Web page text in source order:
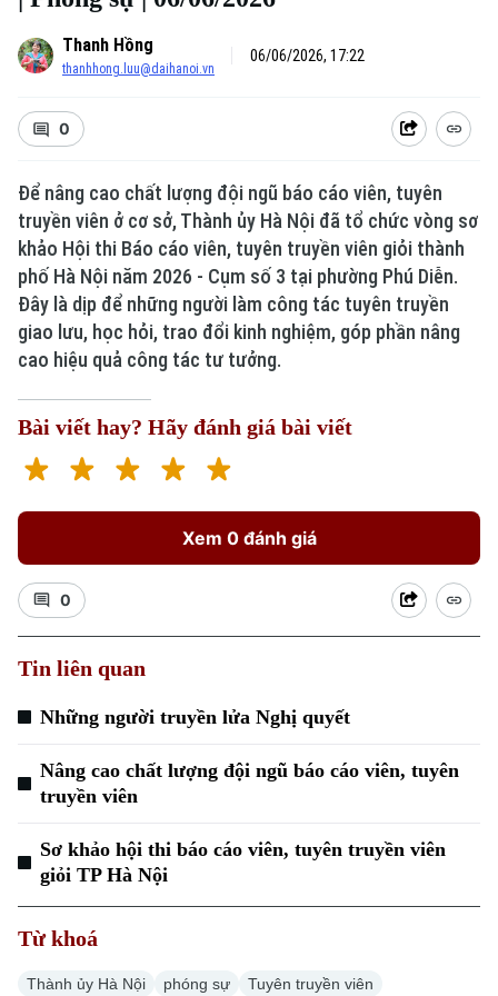
Xu hướng
Chuyên mục
Thời sự
Thanh Hồng
thanhhong.luu@daihanoi.vn
06/06/2026, 17:22
0
Để nâng cao chất lượng đội ngũ báo cáo viên, tuyên
truyền viên ở cơ sở, Thành ủy Hà Nội đã tổ chức vòng sơ
khảo Hội thi Báo cáo viên, tuyên truyền viên giỏi thành
phố Hà Nội năm 2026 - Cụm số 3 tại phường Phú Diễn.
Đây là dịp để những người làm công tác tuyên truyền
giao lưu, học hỏi, trao đổi kinh nghiệm, góp phần nâng
cao hiệu quả công tác tư tưởng.
Bài viết hay? Hãy đánh giá bài viết
Xem 0 đánh giá
0
Tin liên quan
Những người truyền lửa Nghị quyết
Nâng cao chất lượng đội ngũ báo cáo viên, tuyên
truyền viên
Sơ khảo hội thi báo cáo viên, tuyên truyền viên
giỏi TP Hà Nội
Từ khoá
Thành ủy Hà Nội phóng sự Tuyên truyền viên